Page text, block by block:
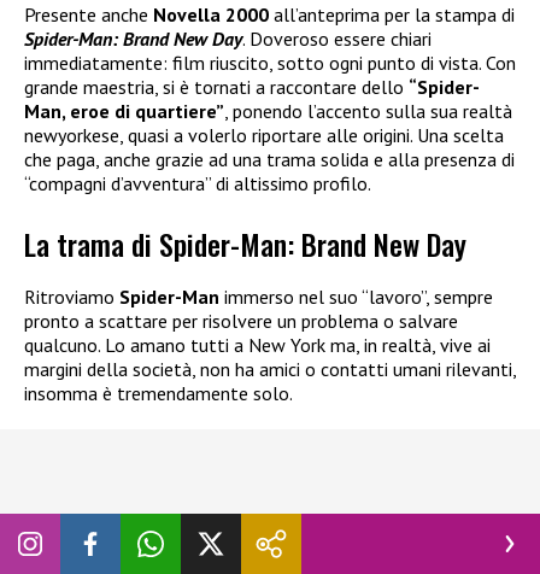
Presente anche Novella 2000 all’anteprima per la stampa di
Spider-Man: Brand New Day. Doveroso essere chiari
immediatamente: film riuscito, sotto ogni punto di vista. Con
grande maestria, si è tornati a raccontare dello “Spider-
Man, eroe di quartiere” , ponendo l’accento sulla sua realtà
newyorkese, quasi a volerlo riportare alle origini. Una scelta
che paga, anche grazie ad una trama solida e alla presenza di
“compagni d’avventura” di altissimo profilo.
La trama di Spider-Man: Brand New Day
Ritroviamo Spider-Man immerso nel suo “lavoro”, sempre
pronto a scattare per risolvere un problema o salvare
qualcuno. Lo amano tutti a New York ma, in realtà, vive ai
margini della società, non ha amici o contatti umani rilevanti,
insomma è tremendamente solo.